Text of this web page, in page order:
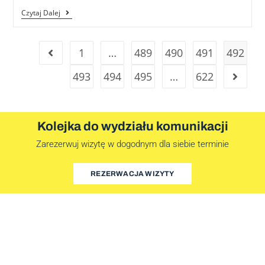
Czytaj Dalej
1 … 489 490 491
492
493
494 495 … 622
Kolejka do wydziału komunikacji
Zarezerwuj wizytę w dogodnym dla siebie terminie
REZERWACJA WIZYTY